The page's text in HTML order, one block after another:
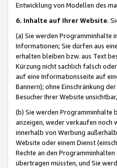
Entwicklung von Modellen des
6. Inhalte auf Ihrer Website.
(a) Sie werden Programminhalte
Informationen; Sie dürfen aus
erhalten bleiben bzw. aus Text
Kürzung nicht sachlich falsch
auf eine Informationsseite auf
Bannern); ohne Einschränkung
Besucher Ihrer Website
(b) Sie werden Programminhalte
anzeigen, weder verkaufen noch
innerhalb von Werbung
Website oder einem Dienst
Rechte an den
übertragen müssten, und Sie